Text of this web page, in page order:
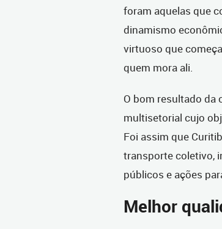
foram aquelas que
dinamismo
virtuoso que
quem mora ali.
O bom resultado da
multisetorial cujo
Foi assim que
transporte coletivo,
públicos e ações
Melhor